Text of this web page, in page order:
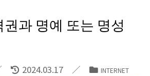
과 명예 또는 명성
2024.03.17 INTERNET